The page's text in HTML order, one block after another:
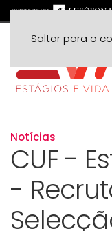
Saltar para o
Notícias
CUF -
-